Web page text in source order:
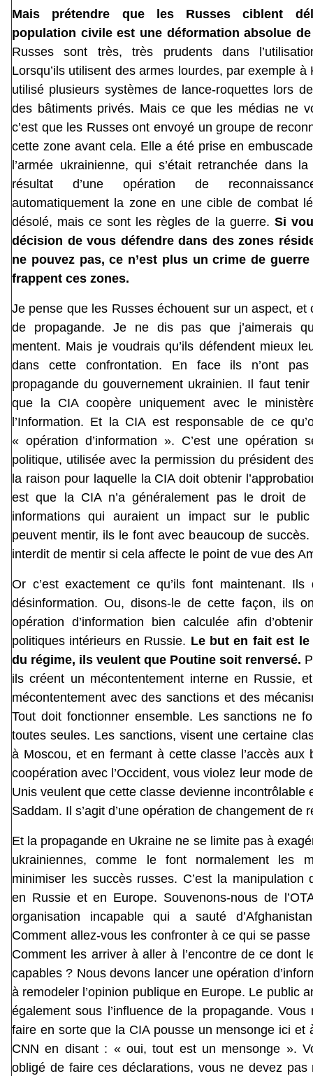
Mais prétendre que les Russes ciblent
population civile est une déformation absolue
Russes sont très, très prudents dans
Lorsqu’ils utilisent des armes lourdes, par exemple à
utilisé plusieurs systèmes de lance-roquettes lors
des bâtiments privés. Mais ce que les médias ne
c’est que les Russes ont envoyé un groupe de
cette zone avant cela. Elle a été prise en
l’armée ukrainienne, qui s’était retranchée dans
résultat d’une opération de
automatiquement la zone en une cible de combat
désolé, mais ce sont les règles de la guerre. Si
décision de vous défendre dans des zones
ne pouvez pas, ce n’est plus un crime de
frappent ces zones.
Je pense que les Russes échouent sur un aspect, et
de propagande. Je ne dis pas que j’aimerais
mentent. Mais je voudrais qu’ils défendent mieux
dans cette confrontation. En face ils n’ont
propagande du gouvernement ukrainien. Il faut
que la CIA coopère uniquement avec le
l’Information. Et la CIA est responsable de ce
« opération d’information ». C’est une opération
politique, utilisée avec la permission du président
la raison pour laquelle la CIA doit obtenir
est que la CIA n’a généralement pas le droit de
informations qui auraient un impact sur le
peuvent mentir, ils le font avec beaucoup de
interdit de mentir si cela affecte le point de vue des
Or c’est exactement ce qu’ils font maintenant.
désinformation. Ou, disons-le de cette façon, ils
opération d’information bien calculée afin
politiques intérieurs en Russie. Le but en fait est le
du régime, ils veulent que Poutine soit renversé.
ils créent un mécontentement interne en Russie,
mécontentement avec des sanctions et des
Tout doit fonctionner ensemble. Les sanctions ne
toutes seules. Les sanctions, visent une certaine
à Moscou, et en fermant à cette classe l’accès aux
coopération avec l’Occident, vous violez leur mode
Unis veulent que cette classe devienne incontrôlable
Saddam. Il s’agit d’une opération de changement de
Et la propagande en Ukraine ne se limite pas à
ukrainiennes, comme le font normalement les
minimiser les succès russes. C’est la manipulation
en Russie et en Europe. Souvenons-nous de
organisation incapable qui a sauté
Comment allez-vous les confronter à ce qui se
Comment les arriver à aller à l’encontre de ce dont
capables ? Nous devons lancer une opération
à remodeler l’opinion publique en Europe. Le public
également sous l’influence de la propagande. Vous
faire en sorte que la CIA pousse un mensonge ici et
CNN en disant : « oui, tout est un mensonge ».
obligé de faire ces déclarations, vous ne devez pas